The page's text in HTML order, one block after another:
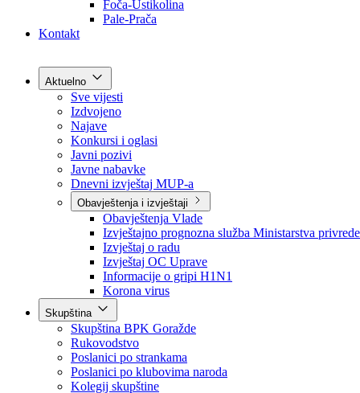
Općine
Kontakt
Aktuelno
Sve vijesti
Izdvojeno
Najave
Konkursi i oglasi
Javni pozivi
Javne nabavke
Dnevni izvještaj MUP-a
Obavještenja i izvještaji
Obavještenja Vlade
Izvještajno prognozna služba Ministarstva privrede
Izvještaj o radu
Izvještaj OC Uprave
Informacije o gripi H1N1
Korona virus
Skupština
Skupština BPK Goražde
Rukovodstvo